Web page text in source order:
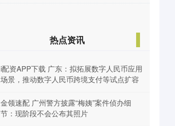
热点资讯
i配资APP下载 广东：拟拓展数字人民币应用
场景，推动数字人民币跨境支付等试点扩容
金领速配 广州警方披露“梅姨”案件侦办细
节：现阶段不会公布其照片